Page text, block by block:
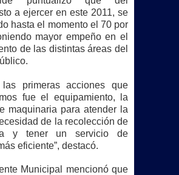
a ejercer en este 2011, se
hasta el momento el 70 por
mayor empeño en el
de las distintas áreas del
primeras acciones que
fue el equipamiento, la
maquinaria para atender la
de la recolección de
y tener un servicio de
eficiente”, destacó.
Municipal mencionó que